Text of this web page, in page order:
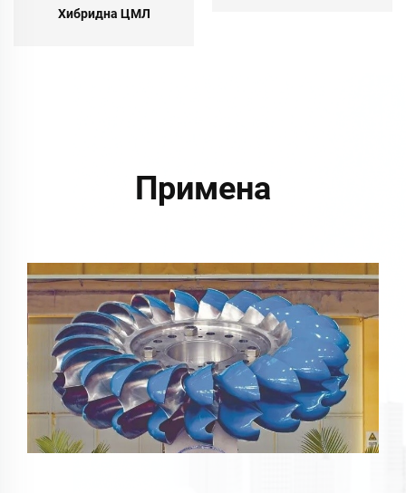
Хибридна ЦМЛ
Примена